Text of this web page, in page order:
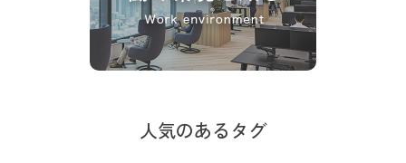
人気のあるタグ